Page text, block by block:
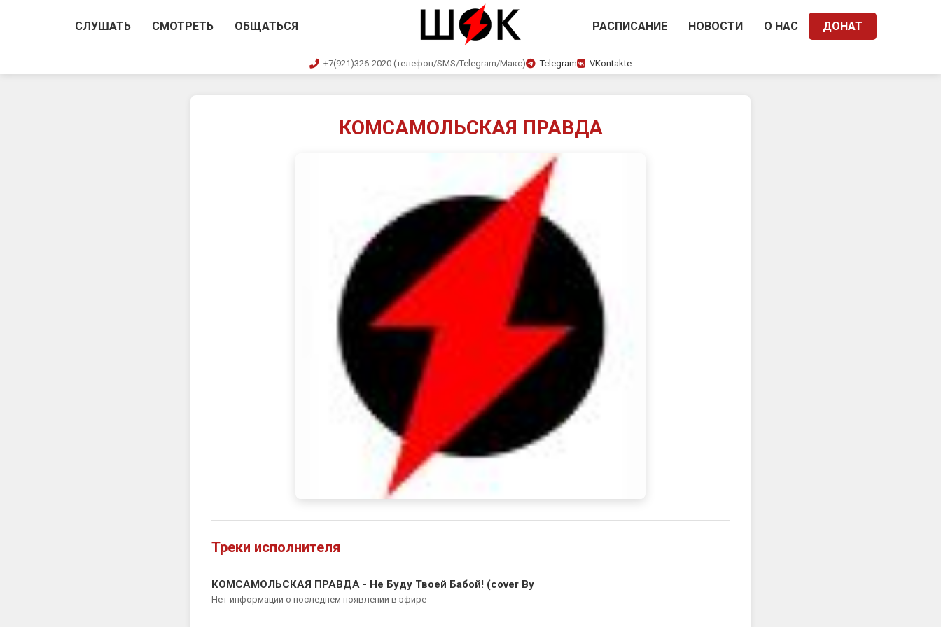
СЛУШАТЬ СМОТРЕТЬ ОБЩАТЬСЯ РАСПИСАНИЕ НОВОСТИ О НАС ДОНАТ
+7(921)326-2020 (телефон/SMS/Telegram/Макс) Telegram VKontakte
КОМСАМОЛЬСКАЯ ПРАВДА
Треки исполнителя
КОМСАМОЛЬСКАЯ ПРАВДА - Не Буду Твоей Бабой! (cover By
Нет информации о последнем появлении в эфире